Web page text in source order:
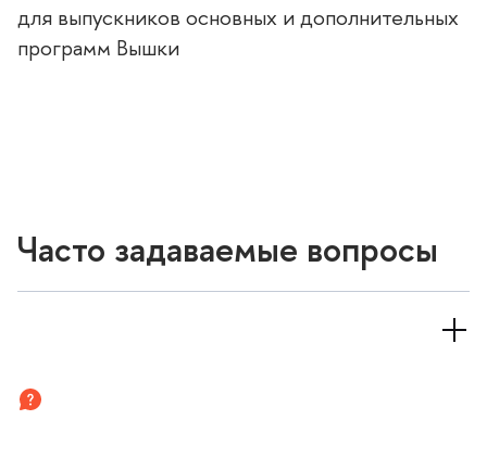
для выпускников основных и дополнительных
программ Вышки
Часто задаваемые вопросы